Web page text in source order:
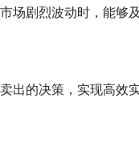
场剧烈波动时，能够
出的决策，实现高效实